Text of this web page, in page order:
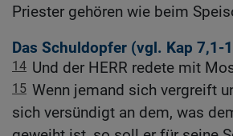
Priester gehören wie beim
Das Schuldopfer (vgl. Kap 7,1-
14 Und der HERR redete mit
15 Wenn jemand sich vergreift
sich versündigt an dem, was